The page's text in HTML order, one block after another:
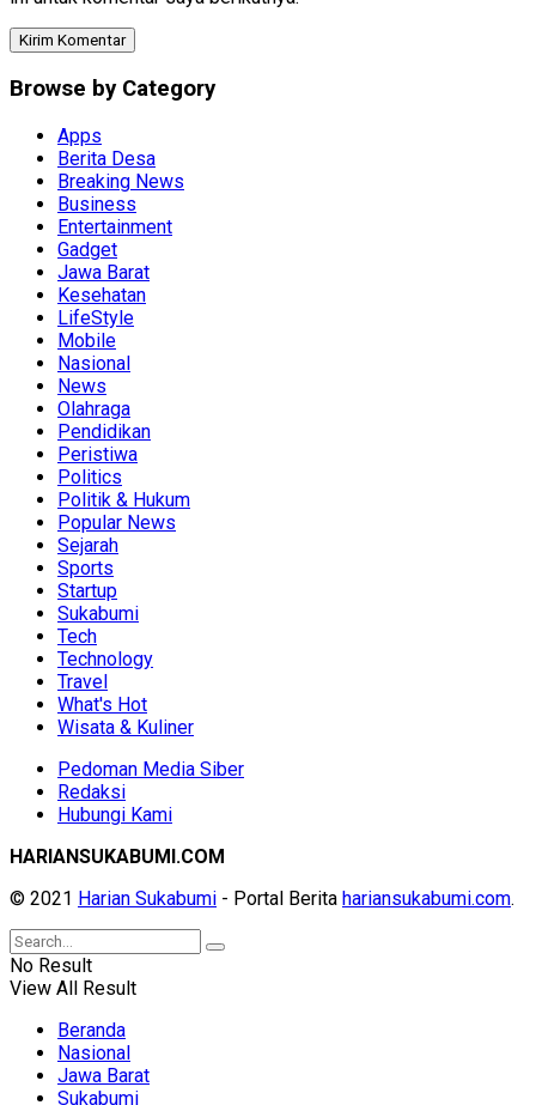
Browse by Category
Apps
Berita Desa
Breaking News
Business
Entertainment
Gadget
Jawa Barat
Kesehatan
LifeStyle
Mobile
Nasional
News
Olahraga
Pendidikan
Peristiwa
Politics
Politik & Hukum
Popular News
Sejarah
Sports
Startup
Sukabumi
Tech
Technology
Travel
What's Hot
Wisata & Kuliner
Pedoman Media Siber
Redaksi
Hubungi Kami
HARIANSUKABUMI.COM
© 2021 Harian Sukabumi - Portal Berita hariansukabumi.com.
No Result
View All Result
Beranda
Nasional
Jawa Barat
Sukabumi